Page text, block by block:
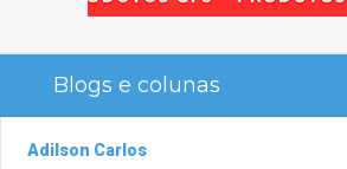
Blogs e colunas
Adilson Carlos